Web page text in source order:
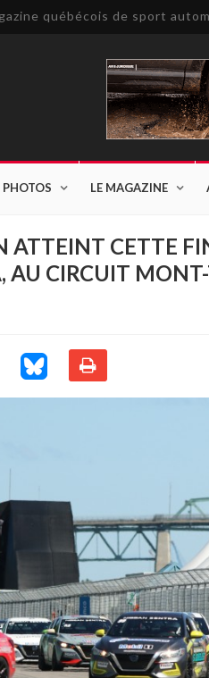
québécois de sport
PHOTOS LE MAGAZINE
ATTEINT CETTE
AU CIRCUIT